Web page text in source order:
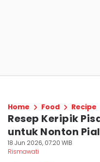
Home Food Recipe
Resep Keripik
untuk Nonton
18 Jun 2026, 07:20 WIB
Rismawati